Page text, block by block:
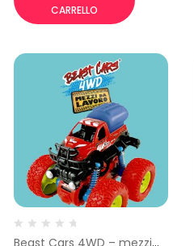
CARRELLO